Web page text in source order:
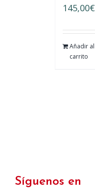
145,00€
Añadir al
carrito
Síguenos en